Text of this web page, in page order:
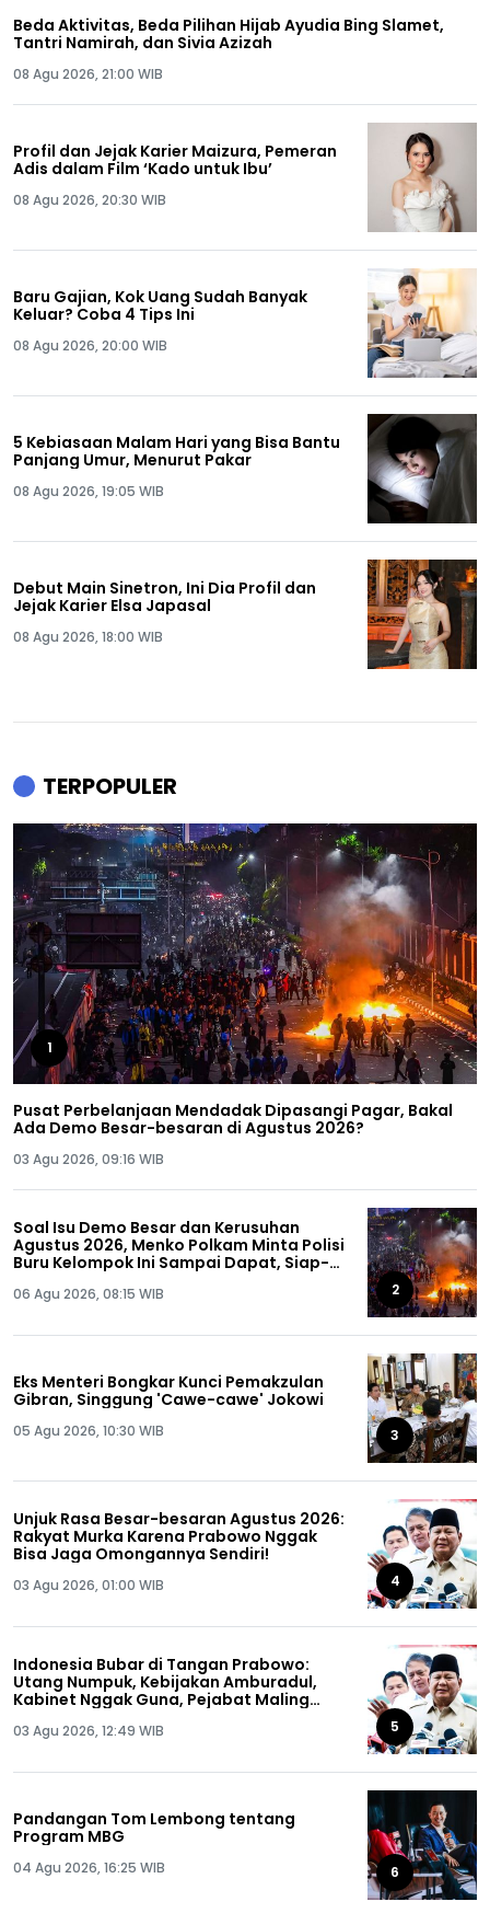
Beda Aktivitas, Beda Pilihan Hijab Ayudia Bing Slamet,
Tantri Namirah, dan Sivia Azizah
08 Agu 2026, 21:00 WIB
Profil dan Jejak Karier Maizura, Pemeran
Adis dalam Film ‘Kado untuk Ibu’
08 Agu 2026, 20:30 WIB
Baru Gajian, Kok Uang Sudah Banyak
Keluar? Coba 4 Tips Ini
08 Agu 2026, 20:00 WIB
5 Kebiasaan Malam Hari yang Bisa Bantu
Panjang Umur, Menurut Pakar
08 Agu 2026, 19:05 WIB
Debut Main Sinetron, Ini Dia Profil dan
Jejak Karier Elsa Japasal
08 Agu 2026, 18:00 WIB
TERPOPULER
1
Pusat Perbelanjaan Mendadak Dipasangi Pagar, Bakal
Ada Demo Besar-besaran di Agustus 2026?
03 Agu 2026, 09:16 WIB
Soal Isu Demo Besar dan Kerusuhan
Agustus 2026, Menko Polkam Minta Polisi
Buru Kelompok Ini Sampai Dapat, Siap-
06 Agu 2026, 08:15 WIB 2
Eks Menteri Bongkar Kunci Pemakzulan
Gibran, Singgung 'Cawe-cawe' Jokowi
05 Agu 2026, 10:30 WIB 3
Unjuk Rasa Besar-besaran Agustus 2026:
Rakyat Murka Karena Prabowo Nggak
Bisa Jaga Omongannya Sendiri!
03 Agu 2026, 01:00 WIB 4
Indonesia Bubar di Tangan Prabowo:
Utang Numpuk, Kebijakan Amburadul,
Kabinet Nggak Guna, Pejabat Maling
03 Agu 2026, 12:49 WIB 5
Pandangan Tom Lembong tentang
Program MBG
04 Agu 2026, 16:25 WIB 6